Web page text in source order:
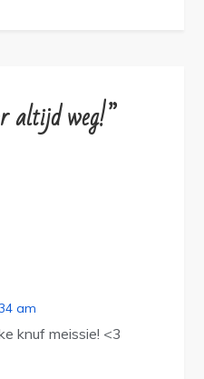
altijd weg!”
am
knuf meissie! <3